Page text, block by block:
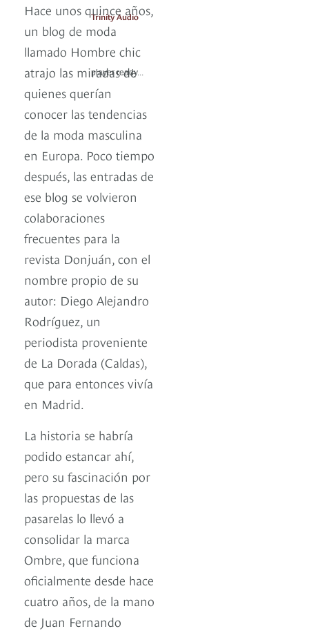
Trinity Audio
player ready...
Hace unos quince años,
un blog de moda
llamado Hombre chic
atrajo las miradas de
quienes querían
conocer las tendencias
de la moda masculina
en Europa. Poco tiempo
después, las entradas de
ese blog se volvieron
colaboraciones
frecuentes para la
revista Donjuán, con el
nombre propio de su
autor: Diego Alejandro
Rodríguez, un
periodista proveniente
de La Dorada (Caldas),
que para entonces vivía
en Madrid.
La historia se habría
podido estancar ahí,
pero su fascinación por
las propuestas de las
pasarelas lo llevó a
consolidar la marca
Ombre, que funciona
oficialmente desde hace
cuatro años, de la mano
de Juan Fernando